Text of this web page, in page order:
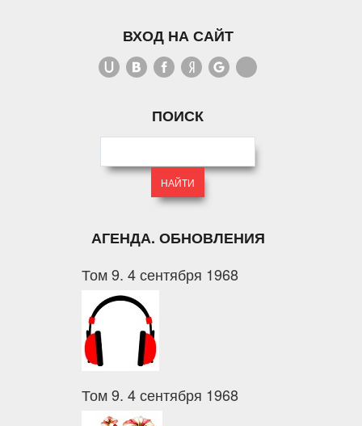
ВХОД НА САЙТ
ПОИСК
АГЕНДА. ОБНОВЛЕНИЯ
Том 9. 4 сентября 1968
Том 9. 4 сентября 1968